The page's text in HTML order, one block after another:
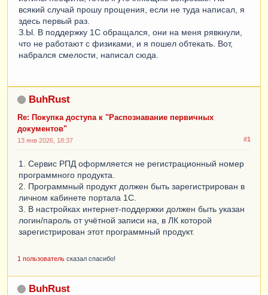
всякий случай прошу прощения, если не туда написал, я
здесь первый раз.
З.Ы. В поддержку 1С обращался, они на меня рявкнули,
что не работают с физиками, и я пошел обтекать. Вот,
набрался смелости, написал сюда.
BuhRust
Re: Покупка доступа к "Распознавание первичных
документов"
#1
13 янв 2026, 18:37
1. Сервис РПД оформляется не регистрационный номер
программного продукта.
2. Программный продукт должен быть зарегистрирован в
личном кабинете портала 1С.
3. В настройках интернет-поддержки должен быть указан
логин/пароль от учётной записи на, в ЛК которой
зарегистрирован этот программный продукт.
1 пользователь сказал спасибо!
BuhRust